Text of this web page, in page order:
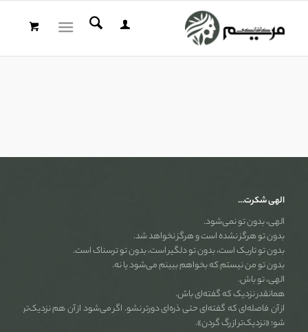
الهی شکرت…
الهی، بدون تو نمی‌شود.
بدون تو هرگز نشده است و هرگز نخواهد شد.
بدون تو تاریک است، بدون تو دلگیر است، بدون تو ترسناک است.
بدون تو من نیستم که بخواهم ببینم می‌شود یا نه.
الهی، تو باش.
همانقدر نزدیک که گفته‌ای باش.
از آن فاصله‌ای که گفته‌ای حتی ذره‌ای دورتر نشو. اگر می‌شود از آن هم نزدیک‌تر
شو؛ «نزدیک‌تر از رگ گردن».